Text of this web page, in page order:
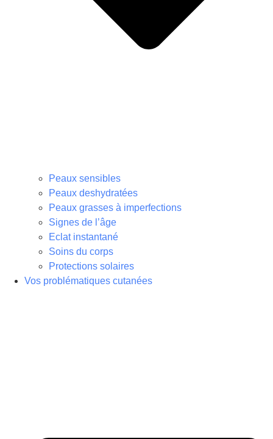
Peaux sensibles
Peaux deshydratées
Peaux grasses à imperfections
Signes de l’âge
Eclat instantané
Soins du corps
Protections solaires
Vos problématiques cutanées